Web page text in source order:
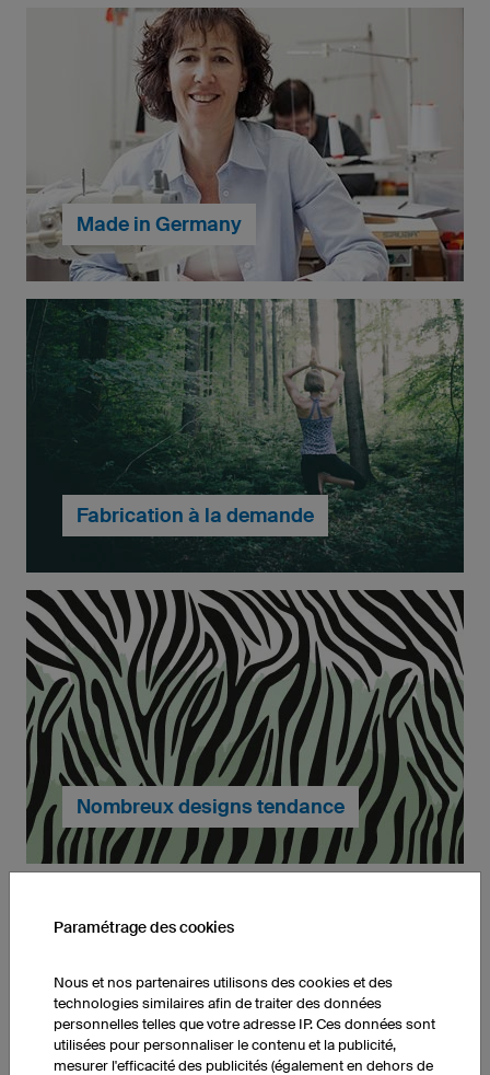
Made in Germany
Tous nos produits personnalisés sont conçus et
fabriqués dans nos ateliers en Allemagne, ce qui
nous permet de garantir des tenues de qualité
professionnelle et des conditions de travail
équitables à nos employés.
Fabrication à la demande
Les produits les plus nocifs pour l’environnement
sont ceux qui sont fabriqués pour rien. Nous lançons
la production uniquement à la commande, ce qui
nous permet d’éviter les fabrications inutiles.
En savoir plus.
Nombreux designs tendance
De nombreux designs exclusifs et variés sont à votre
disposition pour la personnalisation de vos produits
et tenues owayo.
Paramétrage des cookies
Nous et nos partenaires utilisons des cookies et des
technologies similaires afin de traiter des données
personnelles telles que votre adresse IP. Ces données sont
utilisées pour personnaliser le contenu et la publicité,
mesurer l'efficacité des publicités (également en dehors de